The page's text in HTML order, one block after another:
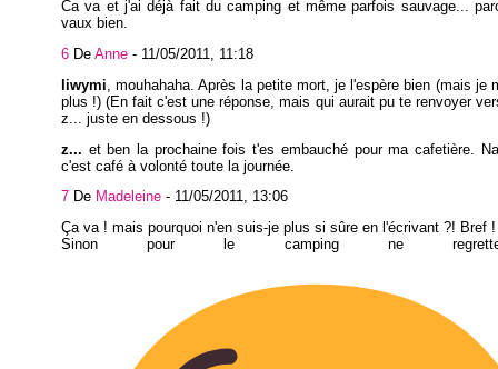
Ca va et j'ai déjà fait du camping et même parfois sauvage...
vaux bien.
6 De Anne - 11/05/2011, 11:18
liwymi , mouhahaha. Après la petite mort, je l'espère bien (mais je
plus !) (En fait c'est une réponse, mais qui aurait pu te renvoyer
z... juste en dessous !)
z... et ben la prochaine fois t'es embauché pour ma cafetière.
c'est café à volonté toute la journée.
7 De Madeleine - 11/05/2011, 13:06
Ça va ! mais pourquoi n'en suis-je plus si sûre en l'écrivant ?! Bref !
Sinon pour le camping ne